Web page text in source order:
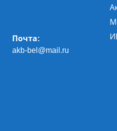
Почта:
akb-bel@mail.ru